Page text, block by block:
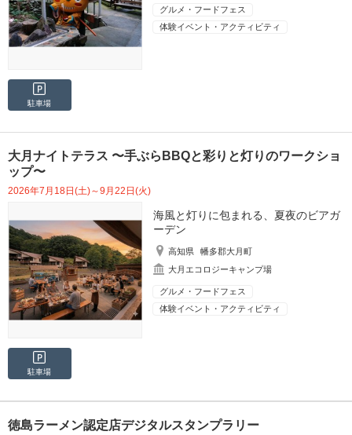
グルメ・フードフェス
体験イベント・アクティビティ
駐車場
大月ナイトテラス 〜手ぶらBBQと彩りと灯りのワークショ
ップ〜
2026年7月18日(土)～9月22日(火)
海風と灯りに包まれる、夏夜のビアガ
ーデン
高知県
幡多郡大月町
大月エコロジーキャンプ場
グルメ・フードフェス
体験イベント・アクティビティ
駐車場
徳島ラーメン認定店デジタルスタンプラリー